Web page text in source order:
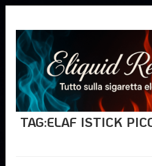
TAG:ELAF ISTICK